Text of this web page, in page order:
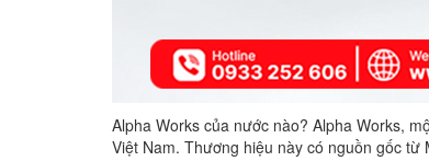
Alpha Works của nước nào? Alpha Works,
Việt Nam. Thương hiệu này có nguồn gốc